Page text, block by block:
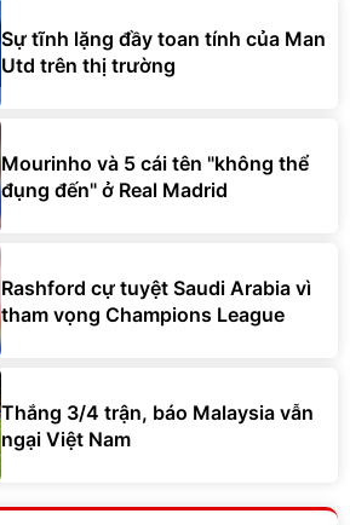
Sự tĩnh lặng đầy toan tính của Man
Utd trên thị trường
Mourinho và 5 cái tên "không thể
đụng đến" ở Real Madrid
Rashford cự tuyệt Saudi Arabia vì
tham vọng Champions League
Thắng 3/4 trận, báo Malaysia vẫn
ngại Việt Nam